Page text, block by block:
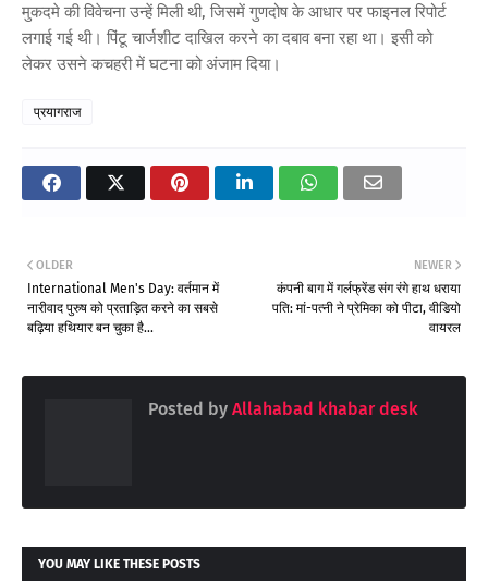
मुकदमे की विवेचना उन्हें मिली थी, जिसमें गुणदोष के आधार पर फाइनल रिपोर्ट
लगाई गई थी। पिंटू चार्जशीट दाखिल करने का दबाव बना रहा था। इसी को
लेकर उसने कचहरी में घटना को अंजाम दिया।
प्रयागराज
NEWER
कंपनी बाग में गर्लफ्रेंड संग रंगे हाथ धराया
पति: मां-पत्नी ने प्रेमिका को पीटा, वीडियो
वायरल
OLDER
International Men's Day: वर्तमान में
नारीवाद पुरुष को प्रताड़ित करने का सबसे
बढ़िया हथियार बन चुका है...
Posted by Allahabad khabar desk
YOU MAY LIKE THESE POSTS